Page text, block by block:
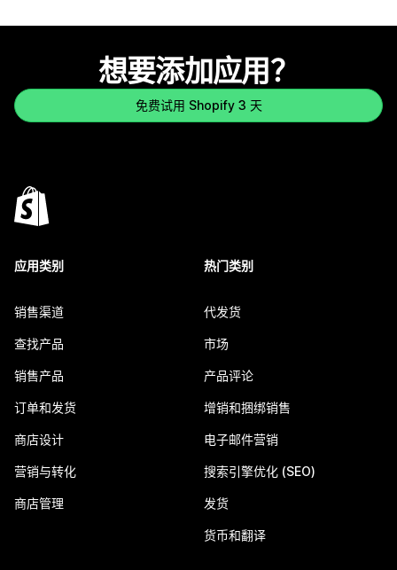
想要添加应用？
免费试用 Shopify 3 天
应用类别
销售渠道
查找产品
销售产品
订单和发货
商店设计
营销与转化
商店管理
热门类别
代发货
市场
产品评论
增销和捆绑销售
电子邮件营销
搜索引擎优化 (SEO)
发货
货币和翻译